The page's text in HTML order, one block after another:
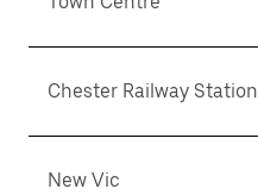
Chester Railway Station
New Vic